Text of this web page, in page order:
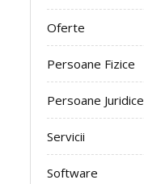
Oferte
Persoane Fizice
Persoane Juridice
Servicii
Software